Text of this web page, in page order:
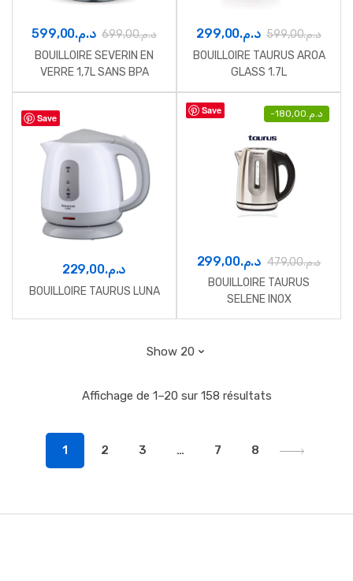
د.م.599,00 د.م.699,00
BOUILLOIRE SEVERIN EN
VERRE 1,7L SANS BPA
د.م.299,00 د.م.599,00
BOUILLOIRE TAURUS AROA
GLASS 1.7L
Save
د.م.229,00
BOUILLOIRE TAURUS LUNA
Save - د.م. 180,00
د.م.299,00 د.م.479,00
BOUILLOIRE TAURUS
SELENE INOX
Affichage de 1–20 sur 158 résultats
1 2 3 … 7 8